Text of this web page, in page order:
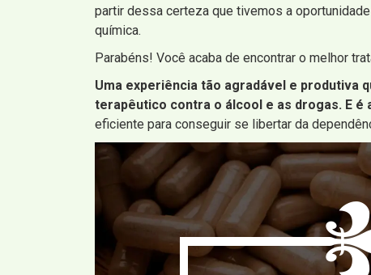
partir dessa certeza que tivemos a
química.
Parabéns! Você acaba de encontrar o melhor
Uma experiência tão agradável e produtiva
terapêutico contra o álcool e as drogas. E
eficiente para conseguir se libertar da